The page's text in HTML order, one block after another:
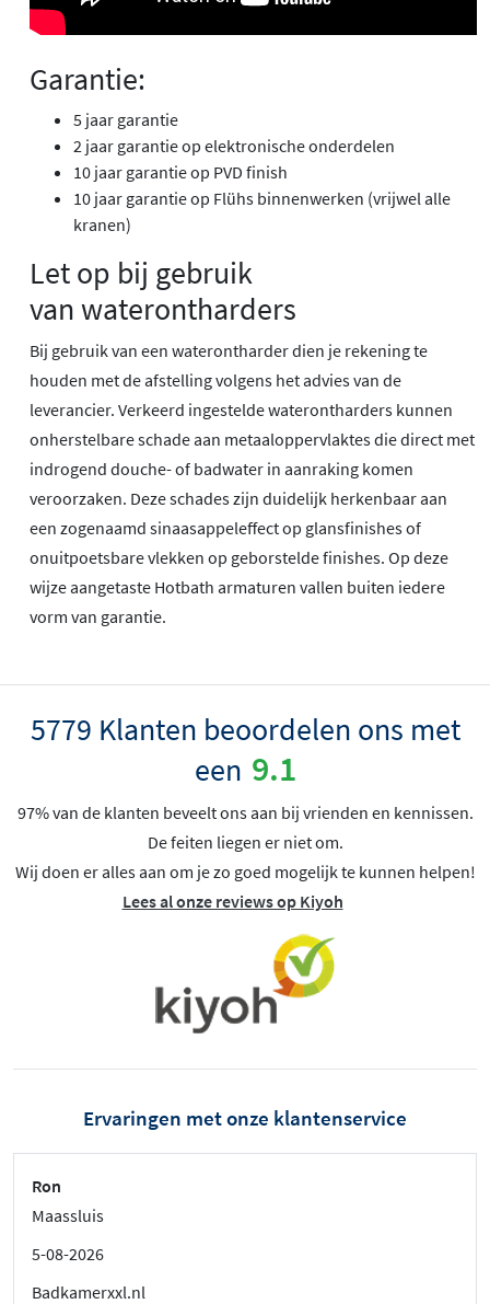
Garantie:
5 jaar garantie
2 jaar garantie op elektronische onderdelen
10 jaar garantie op PVD finish
10 jaar garantie op Flühs binnenwerken (vrijwel alle
kranen)
Let op bij gebruik
van waterontharders
Bij gebruik van een waterontharder dien je rekening te
houden met de afstelling volgens het advies van de
leverancier. Verkeerd ingestelde waterontharders kunnen
onherstelbare schade aan metaaloppervlaktes die direct met
indrogend douche- of badwater in aanraking komen
veroorzaken. Deze schades zijn duidelijk herkenbaar aan
een zogenaamd sinaasappeleffect op glansfinishes of
onuitpoetsbare vlekken op geborstelde finishes. Op deze
wijze aangetaste Hotbath armaturen vallen buiten iedere
vorm van garantie.
5779 Klanten beoordelen ons met
een 9.1
97% van de klanten beveelt ons aan bij vrienden en kennissen.
De feiten liegen er niet om.
Wij doen er alles aan om je zo goed mogelijk te kunnen helpen!
Lees al onze reviews op Kiyoh
Ervaringen met onze klantenservice
Ron
Maassluis
5-08-2026
Badkamerxxl.nl